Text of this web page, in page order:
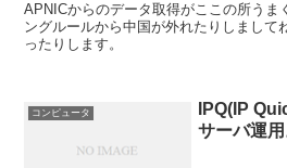
APNICからのデータ取得がここの所うま
ングルールから中国が外れたりしまして
ったりします。
コンピュータ
IPQ(IP
サーバ運用